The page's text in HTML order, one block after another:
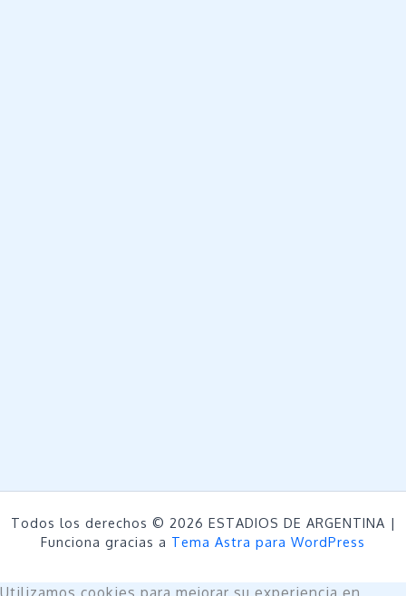
Todos los derechos © 2026 ESTADIOS DE ARGENTINA |
Funciona gracias a Tema Astra para WordPress
Utilizamos cookies para mejorar su experiencia en